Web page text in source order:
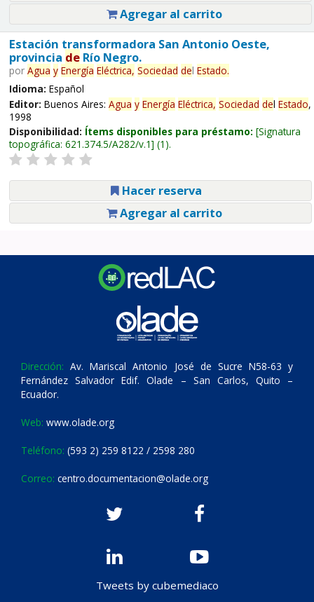
Agregar al carrito
Estación transformadora San Antonio Oeste,
provincia deRío Negro.
por Agua y Energía Eléctrica, Sociedad del Estado.
Idioma: Español
Editor: Buenos Aires: Agua y Energía Eléctrica, Sociedad del Estado,
1998
Disponibilidad: Ítems disponibles para préstamo: Signatura
topográfica: 621.374.5/A282/v.1 (1).
Hacer reserva
Agregar al carrito
Dirección: Av. Mariscal Antonio José de Sucre N58-63 y
Fernández Salvador Edif. Olade – San Carlos, Quito –
Ecuador.
Web: www.olade.org
Teléfono: (593 2) 259 8122 / 2598 280
Correo: centro.documentacion@olade.org
Tweets by cubemediaco